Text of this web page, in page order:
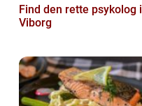
Find den rette psykolog i
Viborg